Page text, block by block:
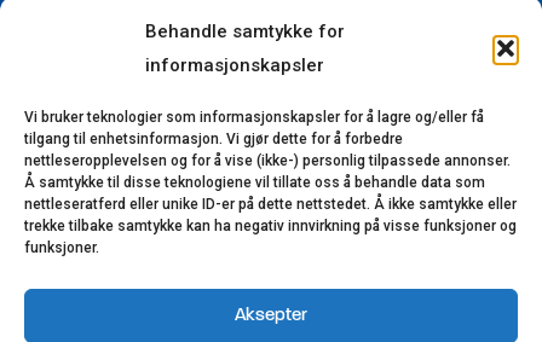
Behandle samtykke for
informasjonskapsler
Vi bruker teknologier som informasjonskapsler for å lagre og/eller få
tilgang til enhetsinformasjon. Vi gjør dette for å forbedre
nettleseropplevelsen og for å vise (ikke-) personlig tilpassede annonser.
Å samtykke til disse teknologiene vil tillate oss å behandle data som
nettleseratferd eller unike ID-er på dette nettstedet. Å ikke samtykke eller
trekke tilbake samtykke kan ha negativ innvirkning på visse funksjoner og
funksjoner.
Aksepter
Facebook
Instagram
YouTube
LinkedIn
Kontaktinformasjon
Forhandlere
Reklamasjon
Bærekraft
Åpenhetsloven